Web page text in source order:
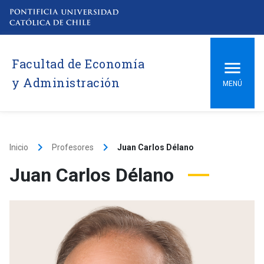
Facultad de Economía
y Administración
MENÚ
Inicio keyboard_arrow_right Profesores keyboard_arrow_right Juan Carlos Délano
Juan Carlos Délano